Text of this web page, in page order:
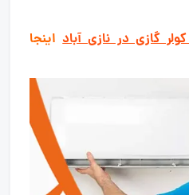
گازی در نازی آباداینجا